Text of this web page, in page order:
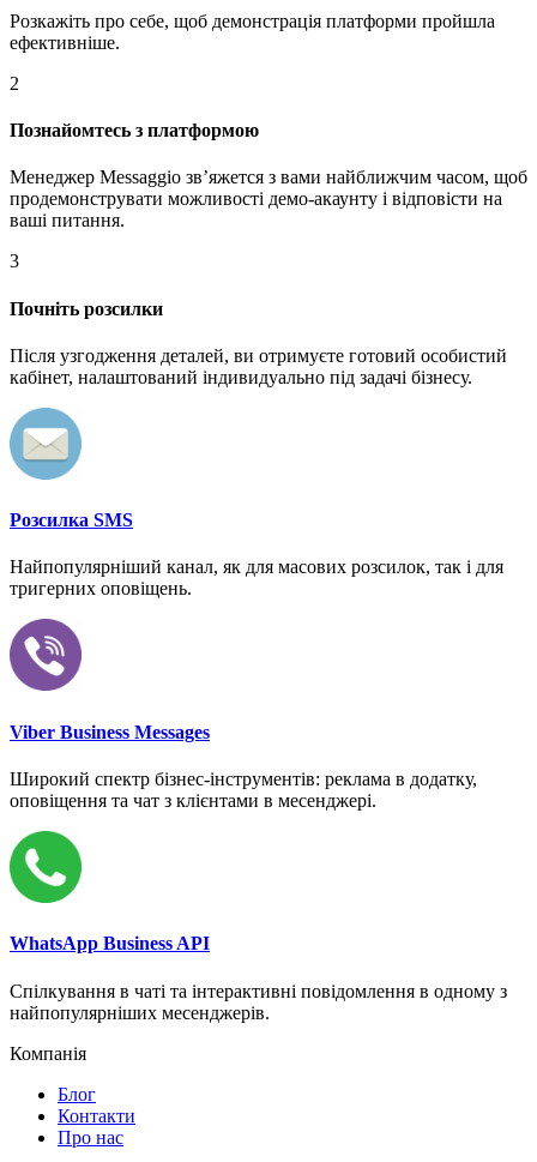
Розкажіть про себе, щоб демонстрація платформи пройшла
ефективніше.
2
Познайомтесь з платформою
Менеджер Messaggio звʼяжется з вами найближчим часом, щоб
продемонструвати можливості демо-акаунту і відповісти на
ваші питання.
3
Почніть розсилки
Після узгодження деталей, ви отримуєте готовий особистий
кабінет, налаштований індивидуально під задачі бізнесу.
Розсилка SMS
Найпопулярніший канал, як для масових розсилок, так і для
тригерних оповіщень.
Viber Business Messages
Широкий спектр бізнес-інструментів: реклама в додатку,
оповіщення та чат з клієнтами в месенджері.
WhatsApp Business API
Спілкування в чаті та інтерактивні повідомлення в одному з
найпопулярніших месенджерів.
Компанія
Блог
Контакти
Про нас